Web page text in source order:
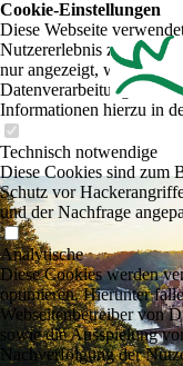
Cookie-Einstellungen
Diese Webseite
Nutzererlebnis zu bieten.
nur angezeigt, wenn die
Datenverarbeitung kann
Informationen hierzu in
Technisch notwendige
Diese Cookies sind zum
Schutz vor
und der Nachfrage
Analytische
Diese Cookies werden
optimieren. Hierunter
Webseitenbetreiber von
sowie die Ausspielung
Nachverfolgung der